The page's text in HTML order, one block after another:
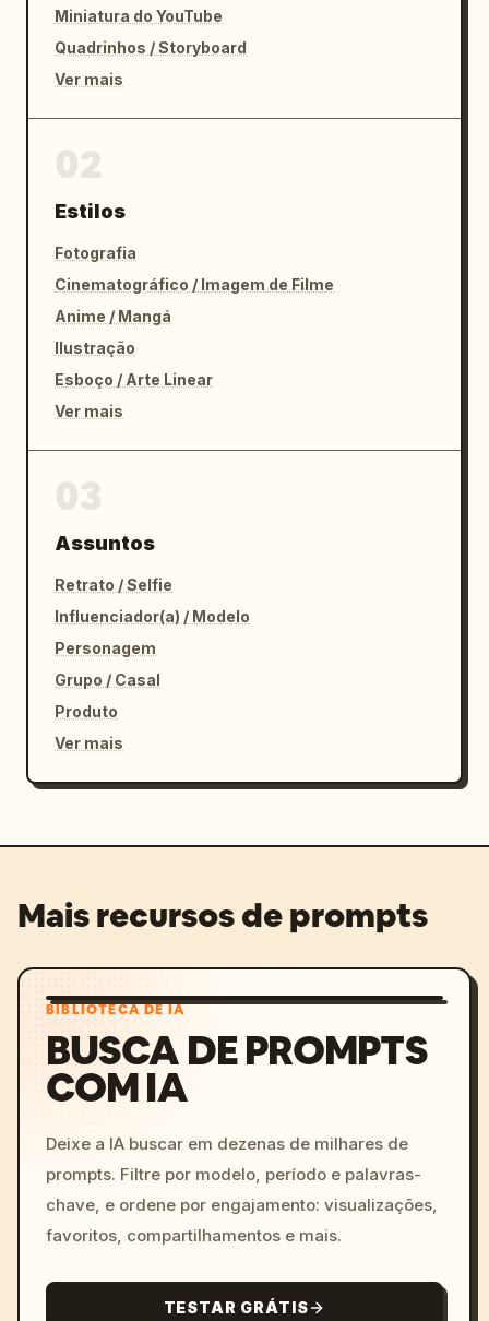
Miniatura do YouTube
Quadrinhos / Storyboard
Ver mais
Estilos
Fotografia
Cinematográfico / Imagem de Filme
Anime / Mangá
Ilustração
Esboço / Arte Linear
Ver mais
Assuntos
Retrato / Selfie
Influenciador(a) / Modelo
Personagem
Grupo / Casal
Produto
Ver mais
Mais recursos de prompts
BIBLIOTECA DE IA
BUSCA DE PROMPTS
COM IA
Deixe a IA buscar em dezenas de milhares de
prompts. Filtre por modelo, período e palavras-
chave, e ordene por engajamento: visualizações,
favoritos, compartilhamentos e mais.
TESTAR GRÁTIS